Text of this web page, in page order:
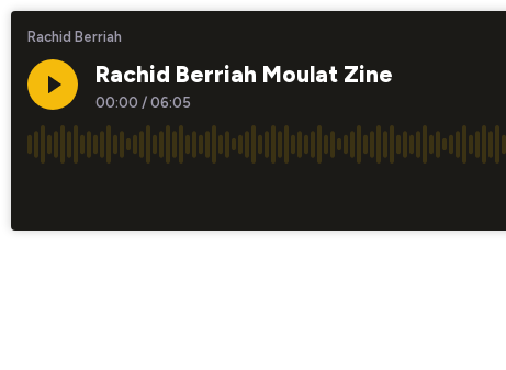
Rachid Berriah
Rachid Berriah Moulat Zine
00:00 /06:05